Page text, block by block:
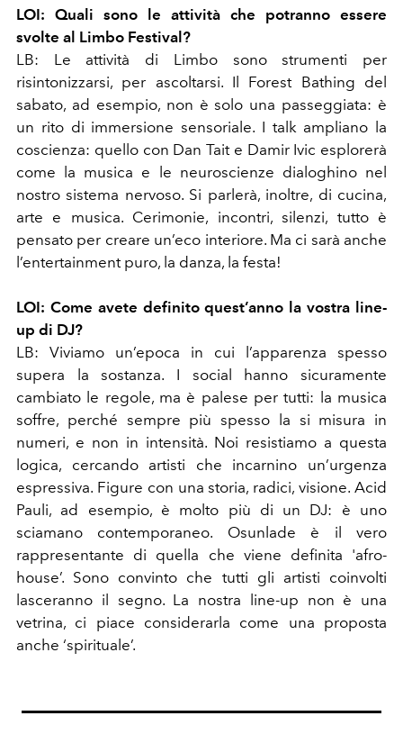
LOI: Quali sono le attività che potranno essere
svolte al Limbo Festival?
LB: Le attività di Limbo sono strumenti per
risintonizzarsi, per ascoltarsi. Il Forest Bathing del
sabato, ad esempio, non è solo una passeggiata: è
un rito di immersione sensoriale. I talk ampliano la
coscienza: quello con Dan Tait e Damir Ivic esplorerà
come la musica e le neuroscienze dialoghino nel
nostro sistema nervoso. Si parlerà, inoltre, di cucina,
arte e musica. Cerimonie, incontri, silenzi, tutto è
pensato per creare un’eco interiore. Ma ci sarà anche
l’entertainment puro, la danza, la festa!
LOI: Come avete definito quest’anno la vostra line-
up di DJ?
LB: Viviamo un’epoca in cui l’apparenza spesso
supera la sostanza. I social hanno sicuramente
cambiato le regole, ma è palese per tutti: la musica
soffre, perché sempre più spesso la si misura in
numeri, e non in intensità. Noi resistiamo a questa
logica, cercando artisti che incarnino un’urgenza
espressiva. Figure con una storia, radici, visione. Acid
Pauli, ad esempio, è molto più di un DJ: è uno
sciamano contemporaneo. Osunlade è il vero
rappresentante di quella che viene definita 'afro-
house’. Sono convinto che tutti gli artisti coinvolti
lasceranno il segno. La nostra line-up non è una
vetrina, ci piace considerarla come una proposta
anche ‘spirituale’.